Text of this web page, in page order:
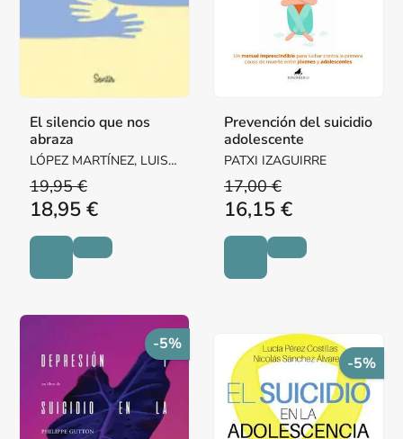
El silencio que nos
abraza
LÓPEZ MARTÍNEZ, LUIS
FERNANDO
19,95 €
18,95 €
Prevención del suicidio
adolescente
PATXI IZAGUIRRE
17,00 €
16,15 €
-5%
-5%